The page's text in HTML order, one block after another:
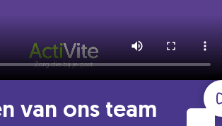
van ons team